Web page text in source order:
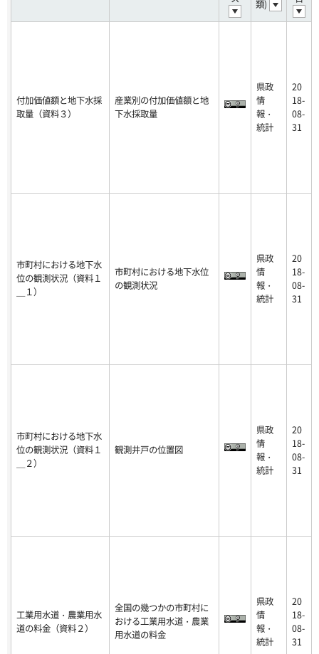
類)
付加価値額と地下水採
取量（資料３）
産業別の付加価値額と地
下水採取量
県政
情
報・
統計
20
18-
08-
31
市町村における地下水
位の観測状況（資料１
＿１）
市町村における地下水位
の観測状況
県政
情
報・
統計
20
18-
08-
31
市町村における地下水
位の観測状況（資料１
＿２）
観測井戸の位置図
県政
情
報・
統計
20
18-
08-
31
工業用水道・農業用水
道の料金（資料２）
全国の幾つかの市町村に
おける工業用水道・農業
用水道の料金
県政
情
報・
統計
20
18-
08-
31